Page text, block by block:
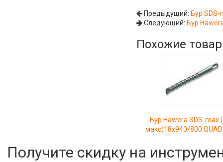
Предыдущий: Бур
Следующий: Бур
Похожие
Бур Hawera SDS-max
макс)18x940/800
Получите скидку на